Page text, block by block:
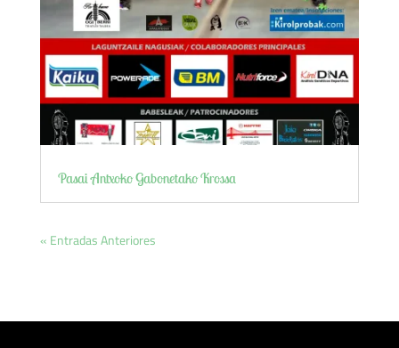
Pasai Antxoko Gabonetako Krossa
« Entradas Anteriores